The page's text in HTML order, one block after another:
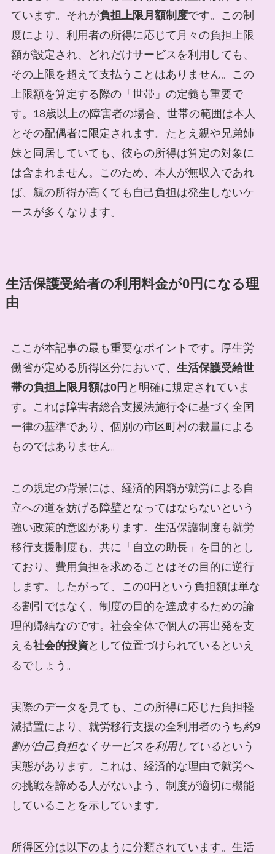
ています。それが負担上限月額制度です。この制
度により、利用者の所得に応じて月々の負担上限
額が設定され、どれだけサービスを利用しても、
その上限を超えて支払うことはありません。この
上限額を算定する際の「世帯」の定義も重要で
す。18歳以上の障害者の場合、世帯の範囲は本人
とその配偶者に限定されます。たとえ親や兄弟姉
妹と同居していても、彼らの所得は算定の対象に
は含まれません。このため、本人が無収入であれ
ば、親の所得が高くても自己負担は発生しないケ
ースが多くなります。
生活保護受給者の利用料金が0円になる理
由
ここが本記事の最も重要なポイントです。厚生労
働省が定める所得区分において、 生活保護受給世
帯の負担上限月額は0円 と明確に規定されていま
す。これは障害者総合支援法施行令に基づく全国
一律の基準であり、個別の市区町村の裁量による
ものではありません。
この規定の背景には、経済的困窮が就労による自
立への道を妨げる障壁となってはならないという
強い政策的意図があります。生活保護制度も就労
移行支援制度も、共に「自立の助長」を目的とし
ており、費用負担を求めることはその目的に逆行
します。したがって、この0円という負担額は単な
る割引ではなく、制度の目的を達成するための論
理的帰結なのです。社会全体で個人の再出発を支
える社会的投資として位置づけられているといえ
るでしょう。
実際のデータを見ても、この所得に応じた負担軽
減措置により、就労移行支援の全利用者のうち約9
割が自己負担なくサービスを利用している という
実態があります。これは、経済的な理由で就労へ
の挑戦を諦める人がないよう、制度が適切に機能
していることを示しています。
所得区分は以下のように分類されています。生活